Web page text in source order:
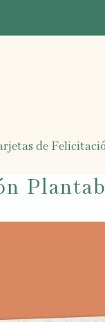
de